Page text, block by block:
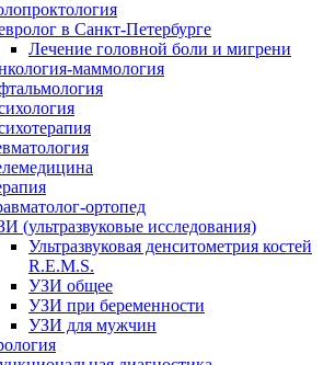
в Санкт-Петербурге
Лечение головной боли и мигрени
маммология
ортопед
(ультразвуковые исследования)
Ультразвуковая денситометрия костей
R.E.M.S.
УЗИ общее
УЗИ при беременности
УЗИ для мужчин